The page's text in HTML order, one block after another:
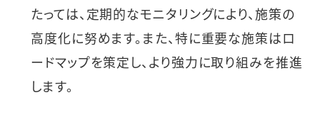
たっては、定期的なモニタリングにより、施策の
高度化に努めます。また、特に重要な施策はロ
ードマップを策定し、より強力に取り組みを推進
します。